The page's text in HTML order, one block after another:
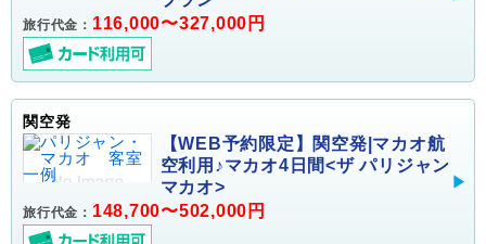
旅行代金： 116,000〜327,000円
関空発
【WEB予約限定】関空発|マカオ航
空利用♪マカオ4日間<ザ パリジャン
マカオ>
旅行代金： 148,700〜502,000円